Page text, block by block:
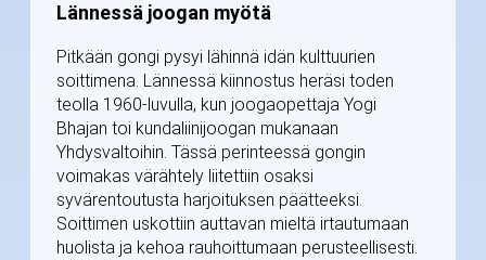
Lännessä joogan myötä
Pitkään gongi pysyi lähinnä idän kulttuurien
soittimena. Lännessä kiinnostus heräsi toden
teolla 1960-luvulla, kun joogaopettaja Yogi
Bhajan toi kundaliinijoogan mukanaan
Yhdysvaltoihin. Tässä perinteessä gongin
voimakas värähtely liitettiin osaksi
syvärentoutusta harjoituksen päätteeksi.
Soittimen uskottiin auttavan mieltä irtautumaan
huolista ja kehoa rauhoittumaan perusteellisesti.